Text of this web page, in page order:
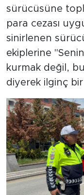
sürücüsüne
para cezası
sinirlenen
ekiplerine
kurmak değil,
diyerek ilginç